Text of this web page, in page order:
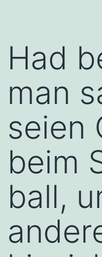
Had
man
seien
beim
ball,